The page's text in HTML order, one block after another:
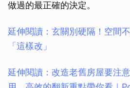
做過的最正確的決定。
延伸閱讀：玄關別硬隔！空間
「這樣改」
延伸閱讀：改造老舊房屋要注